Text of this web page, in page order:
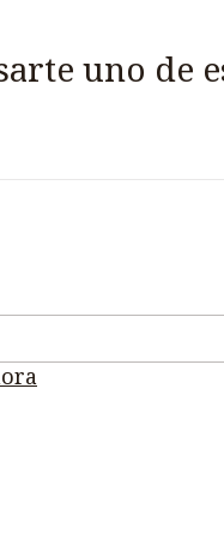
uno de